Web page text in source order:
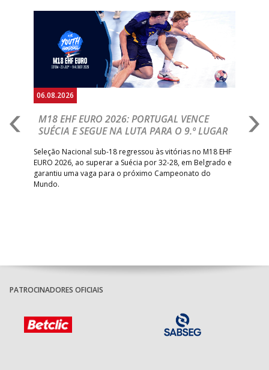
06.08.2026
M18 EHF EURO 2026: PORTUGAL VENCE
SUÉCIA E SEGUE NA LUTA PARA O 9.º LUGAR
Seleção Nacional sub-18 regressou às vitórias no M18 EHF
EURO 2026, ao superar a Suécia por 32-28, em Belgrado e
garantiu uma vaga para o próximo Campeonato do
Mundo.
PATROCINADORES OFICIAIS